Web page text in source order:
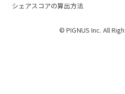
シェアスコアの算出方法
© PIGNUS Inc. All